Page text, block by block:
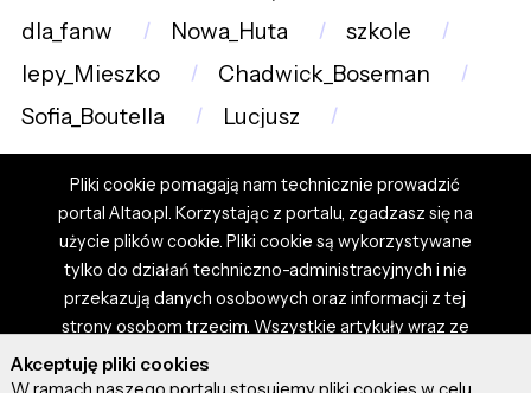
dla_fanw
Nowa_Huta
szkole
lepy_Mieszko
Chadwick_Boseman
Sofia_Boutella
Lucjusz
Pliki cookie pomagają nam technicznie prowadzić
portal Altao.pl. Korzystając z portalu, zgadzasz się na
użycie plików cookie. Pliki cookie są wykorzystywane
tylko do działań techniczno-administracyjnych i nie
przekazują danych osobowych oraz informacji z tej
strony osobom trzecim. Wszystkie artykuły wraz ze
zdjęciami i materiałami dostępnymi na portalu są
własnością użytkowników. Administrator i właściciel
Akceptuję pliki cookies